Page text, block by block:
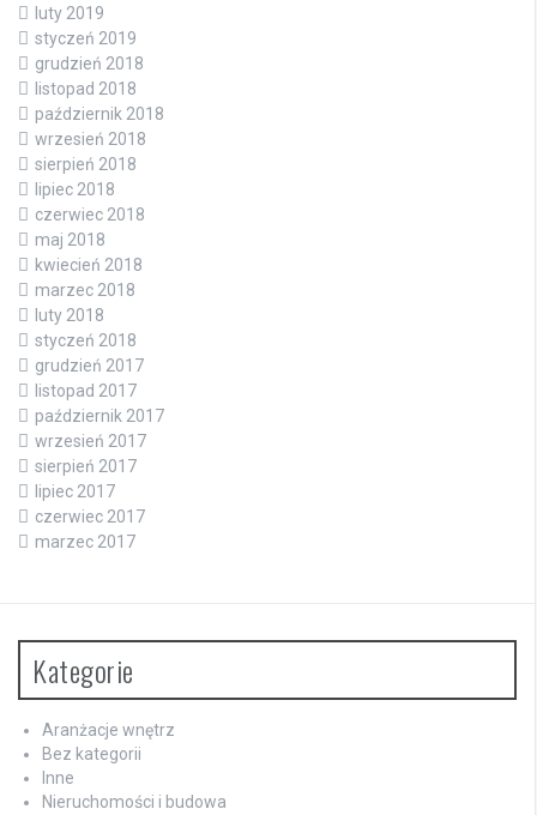
luty 2019
styczeń 2019
grudzień 2018
listopad 2018
październik 2018
wrzesień 2018
sierpień 2018
lipiec 2018
czerwiec 2018
maj 2018
kwiecień 2018
marzec 2018
luty 2018
styczeń 2018
grudzień 2017
listopad 2017
październik 2017
wrzesień 2017
sierpień 2017
lipiec 2017
czerwiec 2017
marzec 2017
Kategorie
Aranżacje wnętrz
Bez kategorii
Inne
Nieruchomości i budowa